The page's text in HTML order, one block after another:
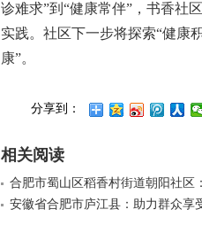
诊难求”到“健康常伴”，书香社
实践。社区下一步将探索“健康
康”。
分享到：
相关阅读
合肥市蜀山区稻香村街道朝阳社区
安徽省合肥市庐江县：助力群众享